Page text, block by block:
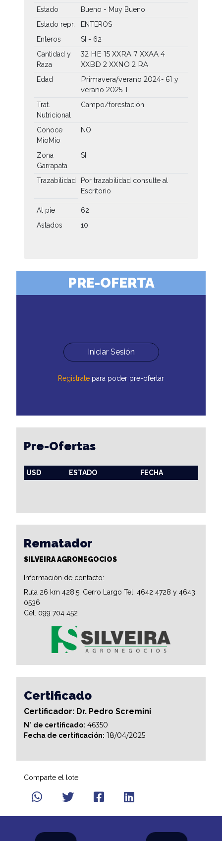
Estado
Bueno - Muy Bueno
Estado repr.
ENTEROS
Enteros
SI - 62
Cantidad y
Raza
32 HE 15 XXRA 7 XXAA 4
XXBD 2 XXNO 2 RA
Edad
Primavera/verano 2024- 61 y
verano 2025-1
Trat.
Nutricional
Campo/forestación
Conoce
MíoMío
NO
Zona
Garrapata
SI
Trazabilidad
Por trazabilidad consulte al
Escritorio
Al píe
62
Astados
10
PRE-OFERTA
Iniciar Sesión
Registrate para poder pre-ofertar
Pre-Ofertas
USD ESTADO FECHA
Rematador
SILVEIRA AGRONEGOCIOS
Información de contacto:
Ruta 26 km 428,5, Cerro Largo Tel. 4642 4728 y 4643
0536
Cel. 099 704 452
Certificado
Certificador: Dr. Pedro Scremini
N° de certificado: 46350
Fecha de certificación: 18/04/2025
Comparte el lote